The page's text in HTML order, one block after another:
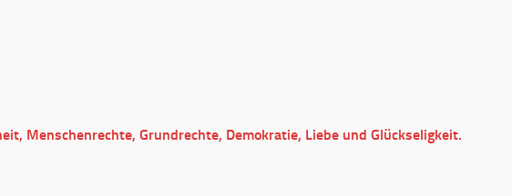
Menschenrechte, Grundrechte, Demokratie, Liebe und Glückseligkeit.